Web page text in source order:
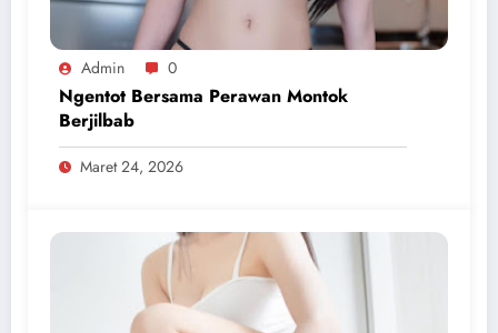
Admin 0
Ngentot Bersama Perawan Montok
Berjilbab
Maret 24, 2026